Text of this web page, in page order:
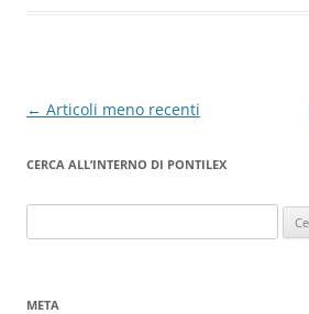
Navigazione
← Articoli meno recenti
CERCA ALL’INTERNO DI PONTILEX
per:
META